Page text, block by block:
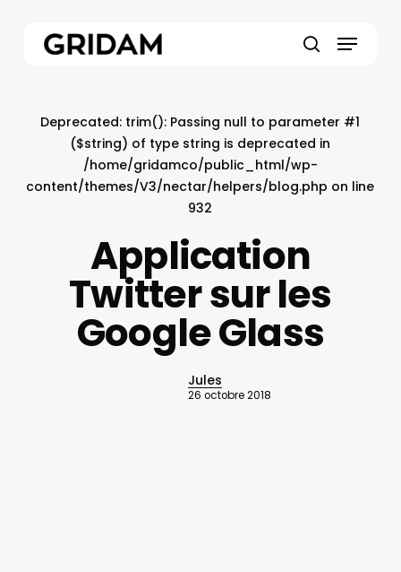
Menu
Deprecated: trim(): Passing null to parameter #1
($string) of type string is deprecated in
/home/gridamco/public_html/wp-
content/themes/V3/nectar/helpers/blog.php on line
932
Application
Twitter sur les
Google Glass
Jules
26 octobre 2018